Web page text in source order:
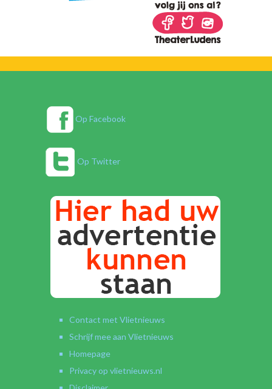
Op Facebook
Op Twitter
Contact met Vlietnieuws
Schrijf mee aan Vlietnieuws
Homepage
Privacy op vlietnieuws.nl